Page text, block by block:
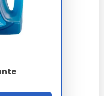
na remoção de
são preferíveis para